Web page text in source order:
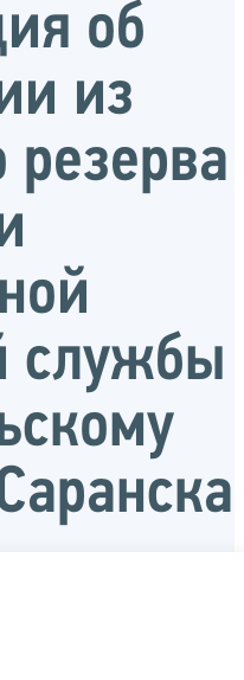
об
из
резерва
службы